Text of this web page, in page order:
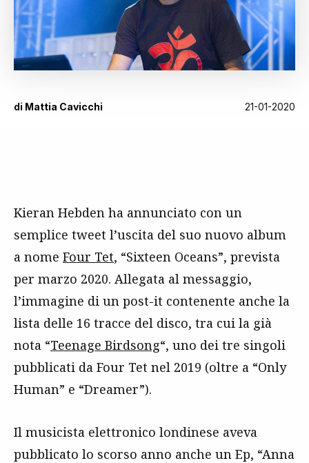
di Mattia Cavicchi 21-01-2020
Kieran Hebden ha annunciato con un
semplice tweet l’uscita del suo nuovo album
a nome Four Tet, “Sixteen Oceans”, prevista
per marzo 2020. Allegata al messaggio,
l’immagine di un post-it contenente anche la
lista delle 16 tracce del disco, tra cui la già
nota “Teenage Birdsong“, uno dei tre singoli
pubblicati da Four Tet nel 2019 (oltre a “Only
Human” e “Dreamer”).
Il musicista elettronico londinese aveva
pubblicato lo scorso anno anche un Ep, “Anna